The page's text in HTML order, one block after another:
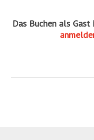
Das Buchen als